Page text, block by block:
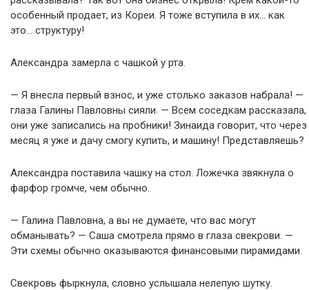
особенный продает, из Кореи. Я тоже вступила в их… как
это… структуру!
Александра замерла с чашкой у рта.
— Я внесла первый взнос, и уже столько заказов набрала! —
глаза Галины Павловны сияли. — Всем соседкам рассказала,
они уже записались на пробники! Зинаида говорит, что через
месяц я уже и дачу смогу купить, и машину! Представляешь?
Александра поставила чашку на стол. Ложечка звякнула о
фарфор громче, чем обычно.
— Галина Павловна, а вы не думаете, что вас могут
обманывать? — Саша смотрела прямо в глаза свекрови. —
Эти схемы обычно оказываются финансовыми пирамидами.
Свекровь фыркнула, словно услышала нелепую шутку.